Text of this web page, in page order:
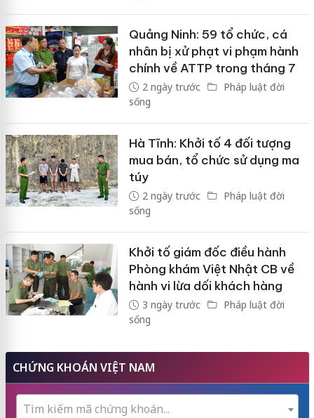
Quảng Ninh: 59 tổ chức, cá
nhân bị xử phạt vi phạm hành
chính về ATTP trong tháng 7
2 ngày trước
Pháp luật đời
sống
Hà Tĩnh: Khởi tố 4 đối tượng
mua bán, tổ chức sử dụng ma
túy
2 ngày trước
Pháp luật đời
sống
Khởi tố giám đốc điều hành
Phòng khám Việt Nhật CB về
hành vi lừa dối khách hàng
3 ngày trước
Pháp luật đời
sống
CHỨNG KHOÁN VIỆT NAM
Tìm kiếm mã chứng khoán...